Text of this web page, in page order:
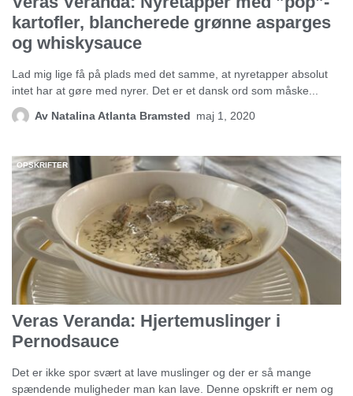
kartofler, blancherede grønne asparges
og whiskysauce
Lad mig lige få på plads med det samme, at nyretapper absolut
intet har at gøre med nyrer. Det er et dansk ord som måske...
Av Natalina Atlanta Bramsted maj 1, 2020
OPSKRIFTER
Veras Veranda: Hjertemuslinger i
Pernodsauce
Det er ikke spor svært at lave muslinger og der er så mange
spændende muligheder man kan lave. Denne opskrift er nem og